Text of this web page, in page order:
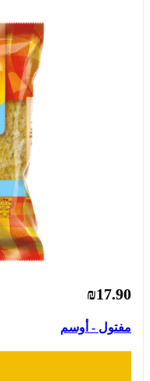
₪17.90
مفتول - أوسم